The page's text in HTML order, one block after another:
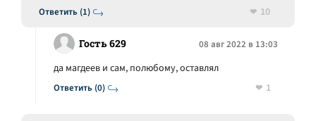
Ответить (1)
10
Гость 629 08 авг 2022 в 13:03
Ответить (0)
да магдеев и сам, полюбому, оставлял
1